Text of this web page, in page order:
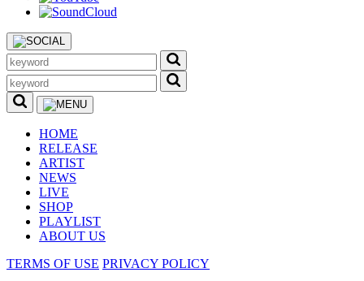
HOME
RELEASE
ARTIST
NEWS
LIVE
SHOP
PLAYLIST
ABOUT US
TERMS OF USE PRIVACY POLICY